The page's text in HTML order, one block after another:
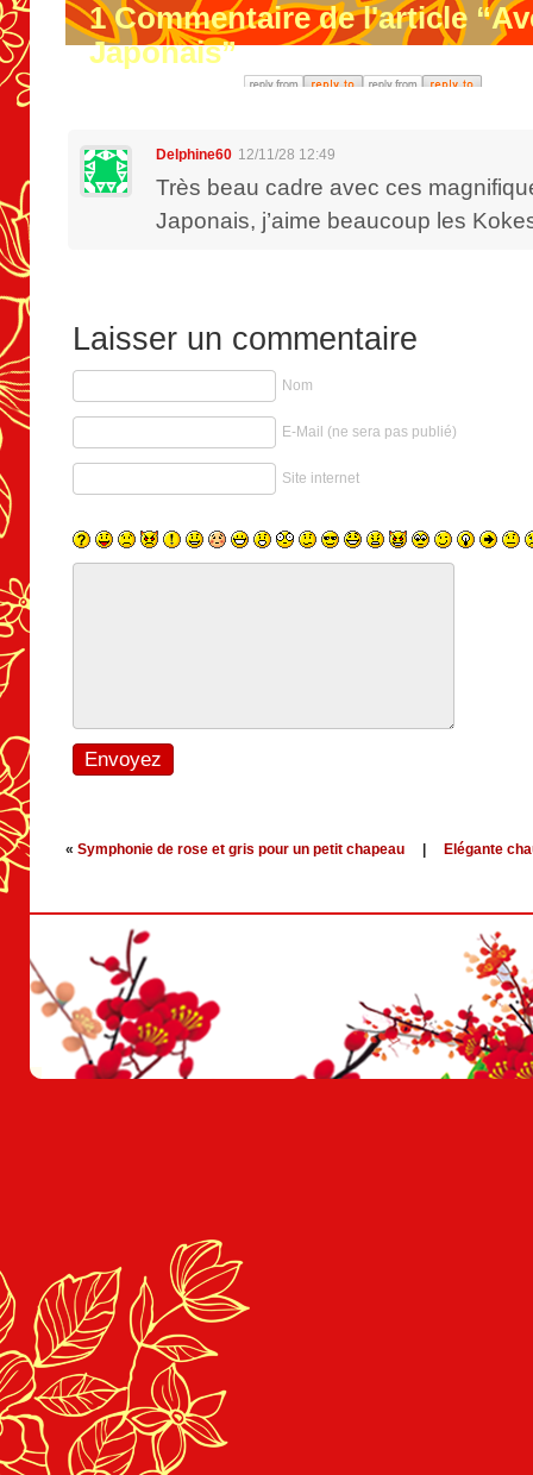
1Commentaire de l'article
Japonais”
Delphine60 12/11/28 12:49
Très beau cadre avec ces
Japonais, j’aime beaucoup les
Laisser un commentaire
Nom
E-Mail (ne sera pas publié)
Site internet
« Symphonie de rose et gris pour un petit chapeau Elégante